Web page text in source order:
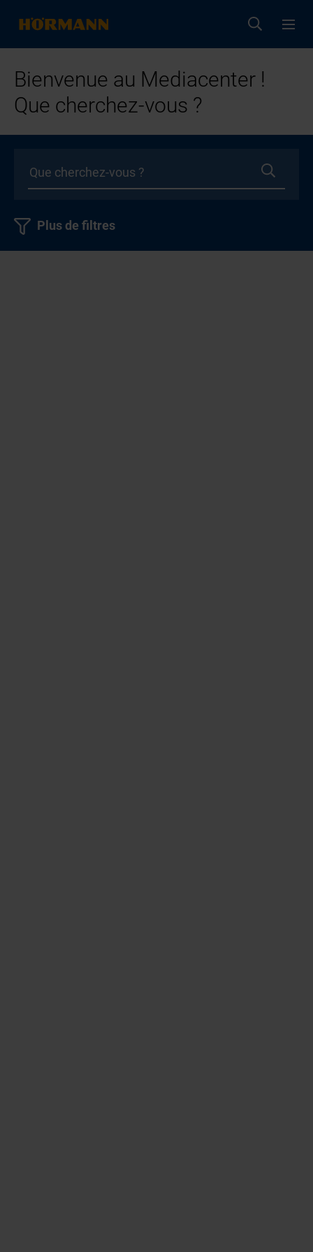
Bienvenue au Mediacenter !
Que cherchez-vous ?
Plus de filtres